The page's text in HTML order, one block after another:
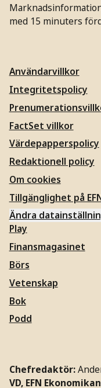
med 15 minuters
Användarvillkor
Integritetspolicy
FactSet villkor
Värdepapperspolicy
Redaktionell policy
Om cookies
Tillgänglighet på
Ändra
Play
Finansmagasinet
Börs
Vetenskap
Bok
Podd
Chefredaktör:
VD, EFN